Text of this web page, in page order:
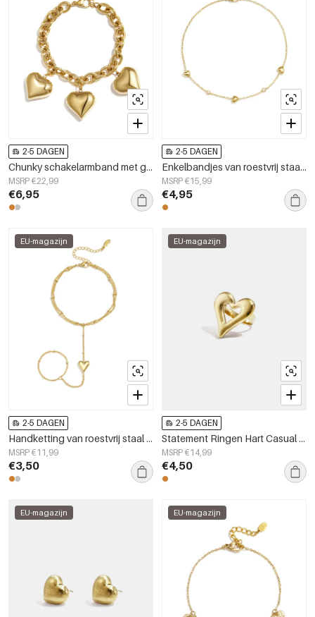
2-5 DAGEN
Chunky schakelarmband met grote harten
MSRP €22,99
€6,95
2-5 DAGEN
Enkelbandjes van roestvrij staal met hartje, eenvoudige dagelijkse sieraden uit de Simple Series voor dames.
MSRP €15,99
€4,95
EU-magazijn
2-5 DAGEN
Handketting van roestvrij staal met 14 karaats verguld laagje en hartje, eenvoudige dagelijkse sieraden uit de Simple Series voor dames.
MSRP €11,99
€3,50
EU-magazijn
2-5 DAGEN
Statement Ringen Hart Casual Dagelijks Eenvoudig Serie Dames Sieraden
MSRP €14,99
€4,50
EU-magazijn EU-magazijn